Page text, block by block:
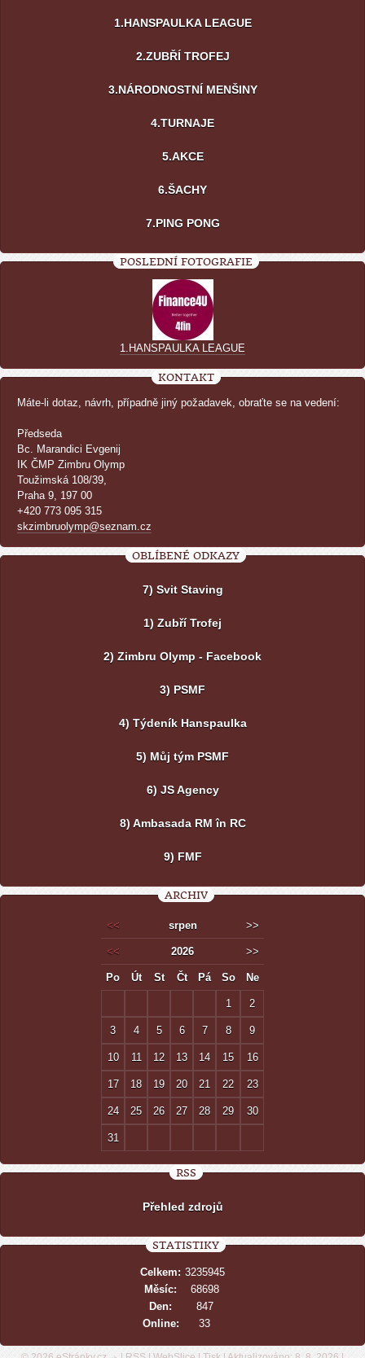
1.HANSPAULKA LEAGUE
2.ZUBŘÍ TROFEJ
3.NÁRODNOSTNÍ MENŠINY
4.TURNAJE
5.AKCE
6.ŠACHY
7.PING PONG
POSLEDNÍ FOTOGRAFIE
1.HANSPAULKA LEAGUE
KONTAKT
Máte-li dotaz, návrh, případně jiný požadavek, obraťte se na vedení:
Předseda
Bc. Marandici Evgenij
IK ČMP Zimbru Olymp
Toužimská 108/39,
Praha 9, 197 00
+420 773 095 315
skzimbruolymp@seznam.cz
OBLÍBENÉ ODKAZY
7) Svit Staving
1) Zubří Trofej
2) Zimbru Olymp - Facebook
3) PSMF
4) Týdeník Hanspaulka
5) Můj tým PSMF
6) JS Agency
8) Ambasada RM în RC
9) FMF
ARCHIV
<< srpen >>
<< 2026 >>
Po Út St Čt Pá So Ne
1 2
3 4 5 6 7 8 9
10 11 12 13 14 15 16
17 18 19 20 21 22 23
24 25 26 27 28 29 30
31
RSS
Přehled zdrojů
STATISTIKY
Online: 33
Celkem: 3235945
Měsíc:
68698
Den:
847